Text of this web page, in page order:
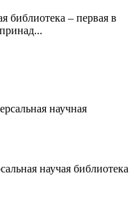
библиотека – первая в
научная
научая библиотека